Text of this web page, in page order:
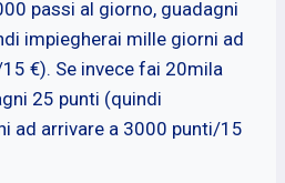
passi al giorno, guadagni
impiegherai mille giorni ad
€). Se invece fai 20mila
25 punti (quindi
ad arrivare a 3000 punti/15